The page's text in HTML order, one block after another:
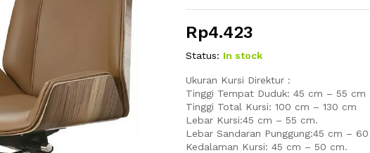
Rp4.423
Status: In stock
Ukuran Kursi Direktur :
Tinggi Tempat Duduk: 45 cm – 55 cm
Tinggi Total Kursi: 100 cm – 130 cm
Lebar Kursi:45 cm – 55 cm.
Lebar Sandaran Punggung:45 cm –
Kedalaman Kursi: 45 cm – 50 cm.